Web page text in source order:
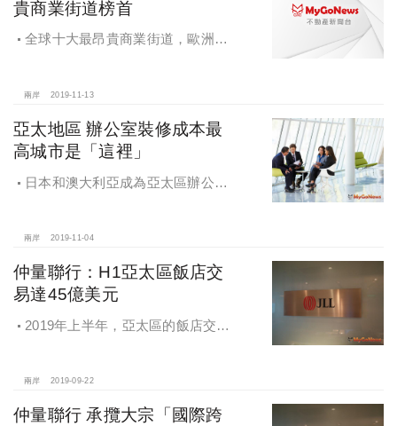
貴商業街道榜首
全球十大最昂貴商業街道，歐洲佔
兩岸 2019-11-13
亞太地區 辦公室裝修成本最
高城市是「這裡」
日本和澳大利亞成為亞太區辦公室
兩岸 2019-11-04
仲量聯行：H1亞太區飯店交
易達45億美元
2019年上半年，亞太區的飯店交易
兩岸 2019-09-22
仲量聯行 承攬大宗「國際跨